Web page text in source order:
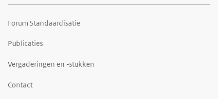
Forum Standaardisatie
Publicaties
Vergaderingen en -stukken
Contact